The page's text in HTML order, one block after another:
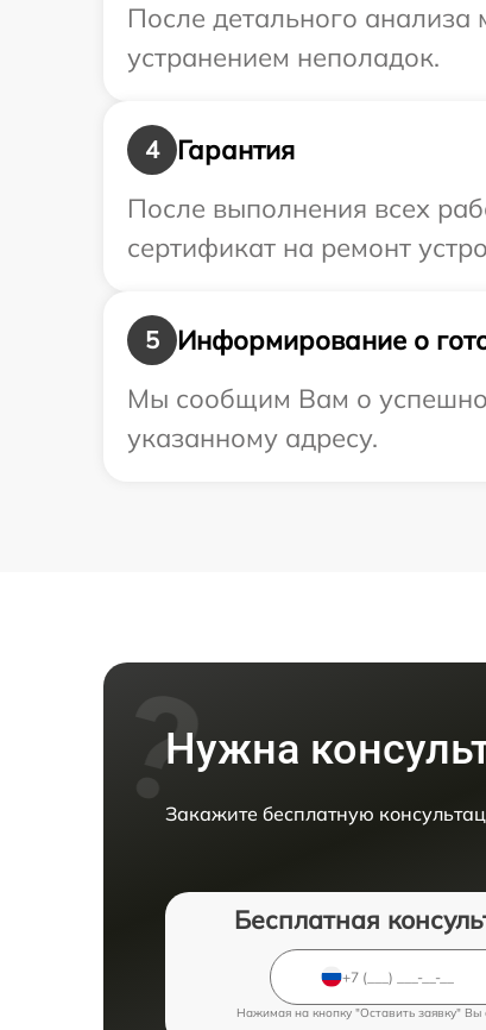
После детального
устранением неполадок.
4
Гарантия
После выполнения всех
сертификат на ремонт
5
Информирование о
Мы сообщим Вам о
указанному адресу.
Нужна
Закажите бесплатную
Бесплатная
Нажимая на кнопку "Оставить заявку" Вы